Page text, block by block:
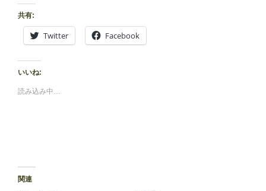
共有:
Twitter Facebook
いいね:
読み込み中…
関連